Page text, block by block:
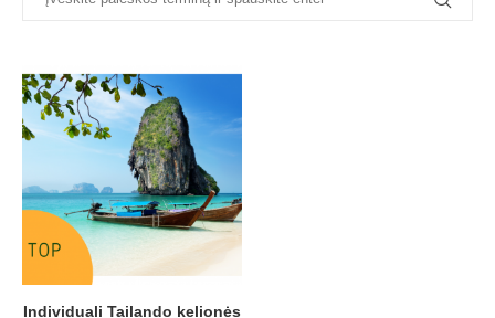
Individuali Tailando kelionės